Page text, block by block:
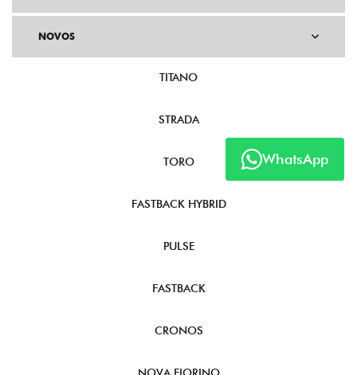
WhatsApp
NOVOS
TITANO
STRADA
TORO
FASTBACK HYBRID
PULSE
FASTBACK
CRONOS